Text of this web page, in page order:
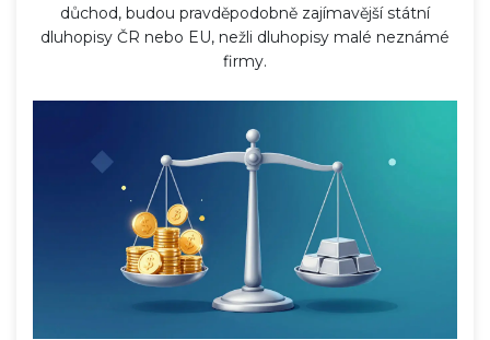
důchod, budou pravděpodobně zajímavější státní
dluhopisy ČR nebo EU, nežli dluhopisy malé neznámé
firmy.